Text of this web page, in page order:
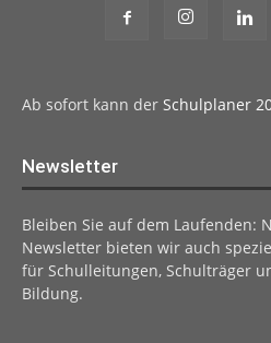
Ab sofort kann der Schulplaner
Newsletter
Bleiben Sie auf dem Laufenden:
Newsletter bieten wir auch
für Schulleitungen, Schulträger
Bildung.